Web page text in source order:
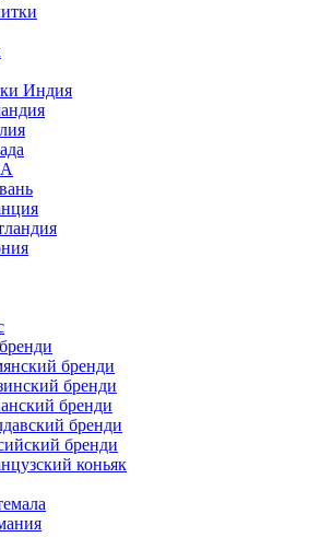
Индия
бренди
бренди
бренди
бренди
бренди
коньяк